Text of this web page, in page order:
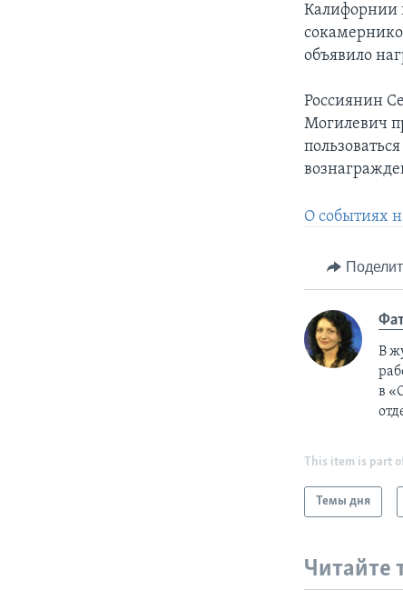
Калифорнии
объявило
Россиянин
Могилевич
О событиях
В
в
This item is part
Темы дня
Читайте